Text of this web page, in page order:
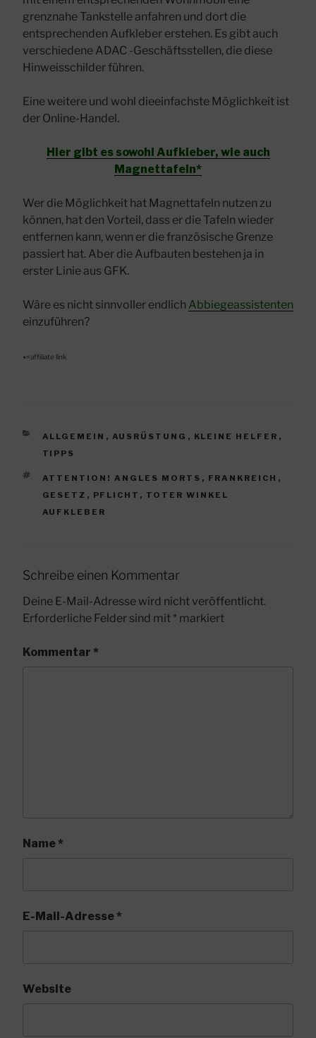
grenznahe Tankstelle anfahren und dort die
entsprechenden Aufkleber erstehen. Es gibt auch
verschiedene ADAC -Geschäftsstellen, die diese
Hinweisschilder führen.
Eine weitere und wohl dieeinfachste Möglichkeit ist
der Online-Handel.
Hier gibt es sowohl Aufkleber, wie auch
Magnettafeln*
Wer die Möglichkeit hat Magnettafeln nutzen zu
können, hat den Vorteil, dass er die Tafeln wieder
entfernen kann, wenn er die französische Grenze
passiert hat. Aber die Aufbauten bestehen ja in
erster Linie aus GFK.
Wäre es nicht sinnvoller endlich Abbiegeassistenten
einzuführen?
٭=affiliate link
KATEGORIEN
ALLGEMEIN , AUSRÜSTUNG , KLEINE HELFER ,
TIPPS
SCHLAGWÖRTER
ATTENTION! ANGLES MORTS , FRANKREICH ,
GESETZ , PFLICHT , TOTER WINKEL
AUFKLEBER
Schreibe einen Kommentar
Deine E-Mail-Adresse wird nicht veröffentlicht.
Erforderliche Felder sind mit * markiert
Kommentar *
Name *
E-Mail-Adresse *
Website